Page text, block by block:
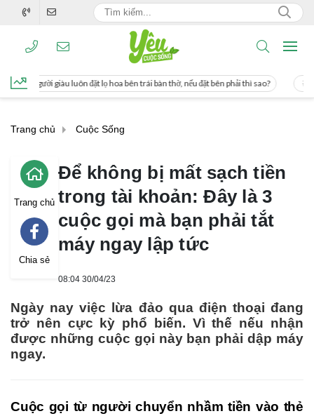
lọ hoa bên trái bàn thờ, nếu đặt bên phải thì sao? Cách uống nước mía giúp
Trang chủ Cuộc Sống
Trang chủ
Chia sẻ
Để không bị mất sạch tiền
trong tài khoản: Đây là 3
cuộc gọi mà bạn phải tắt
máy ngay lập tức
08:04 30/04/23
Ngày nay việc lừa đảo qua điện thoại đang
trở nên cực kỳ phổ biến. Vì thế nếu nhận
được những cuộc gọi này bạn phải dập máy
ngay.
Cuộc gọi từ người chuyển nhầm tiền vào thẻ